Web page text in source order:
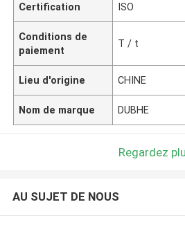
Certification ISO
Conditions de
paiement
T / t
Lieu d'origine CHINE
Nom de marque DUBHE
Regardez
AU SUJET DE NOUS